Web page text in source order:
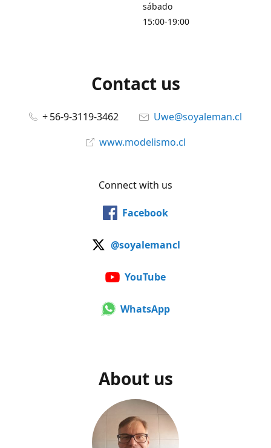
sábado
15:00-19:00
Contact us
+ 56-9-3119-3462
Uwe@soyaleman.cl
www.modelismo.cl
Connect with us
Facebook
@soyalemancl
YouTube
WhatsApp
About us